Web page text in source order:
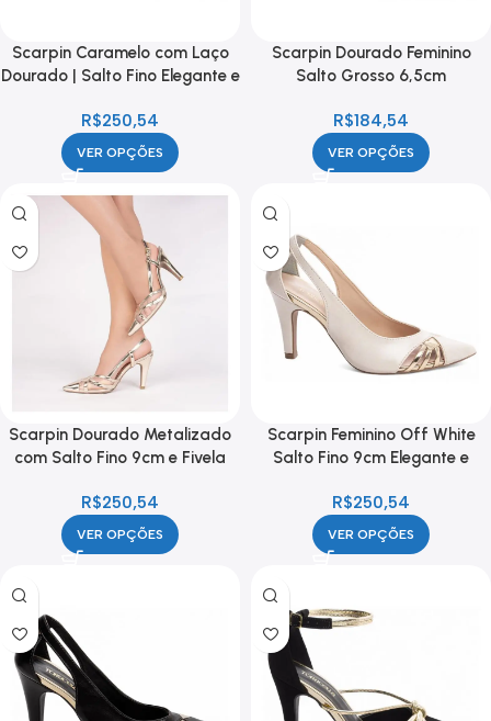
Scarpin Caramelo com Laço
Dourado | Salto Fino Elegante e
R$250,54
VER OPÇÕES
Scarpin Dourado Feminino
Salto Grosso 6,5cm
R$184,54
VER OPÇÕES
Scarpin Dourado Metalizado
com Salto Fino 9cm e Fivela
R$250,54
VER OPÇÕES
Scarpin Feminino Off White
Salto Fino 9cm Elegante e
R$250,54
VER OPÇÕES